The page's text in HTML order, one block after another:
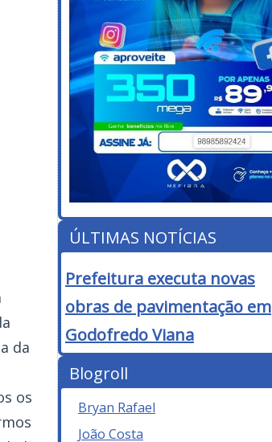
da
os
ÚLTIMAS NOTÍCIAS
Prefeitura executa novas
obras de pavimentação em
Godofredo Viana
Blogroll
Bryan Rafael
João Costa